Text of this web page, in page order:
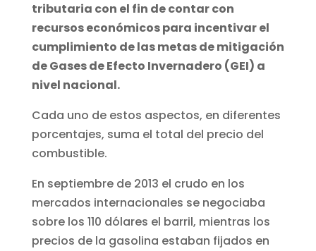
tributaria con el fin de contar con
recursos económicos para incentivar el
cumplimiento de las metas de mitigación
de Gases de Efecto Invernadero (GEI) a
nivel nacional.
Cada uno de estos aspectos, en diferentes
porcentajes, suma el total del precio del
combustible.
En septiembre de 2013 el crudo en los
mercados internacionales se negociaba
sobre los 110 dólares el barril, mientras los
precios de la gasolina estaban fijados en